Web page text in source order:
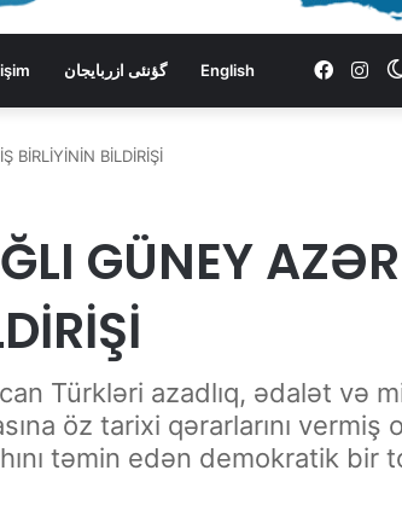
گؤنئی ازربایجان English
BİRLİYİNİN BİLDİRİŞİ
GÜNEY
Türkləri azadlıq, ədalət və
öz tarixi qərarlarını vermiş
təmin edən demokratik bir